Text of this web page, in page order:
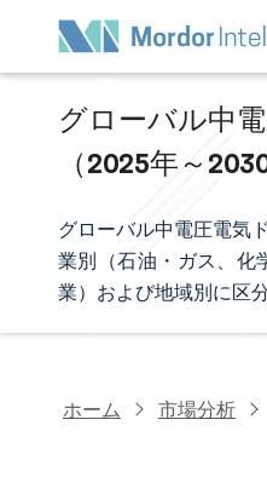
グローバル中
（2025年～
グローバル中電圧電気
業別（石油・ガス、化
業）および地域別に区
ホーム 市場分析